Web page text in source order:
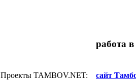
работа
Проекты TAMBOV.NET: сайт